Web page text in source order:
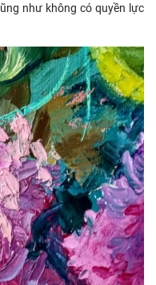
như không có quyền lực